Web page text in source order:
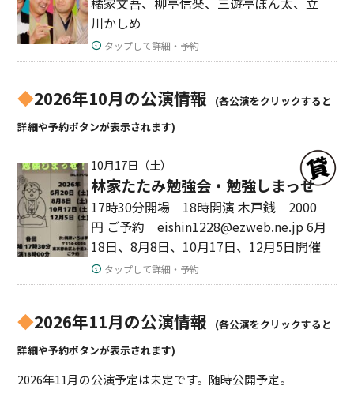
川かしめ
タップして詳細・予約
◆2026年10月の公演情報
(各公演をクリックすると
詳細や予約ボタンが表示されます)
10月17日（土）
林家たたみ勉強会・勉強しまっせ
17時30分開場 18時開演 木戸銭 2000
円 ご予約 eishin1228@ezweb.ne.jp 6月
18日、8月8日、10月17日、12月5日開催
タップして詳細・予約
◆2026年11月の公演情報
(各公演をクリックすると
詳細や予約ボタンが表示されます)
2026年11月の公演予定は未定です。随時公開予定。